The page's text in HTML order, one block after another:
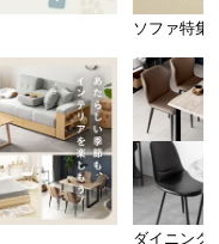
ソファ特集
ダイニング